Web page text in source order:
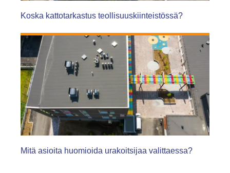
Koska kattotarkastus teollisuuskiinteistössä?
Mitä asioita huomioida urakoitsijaa valittaessa?